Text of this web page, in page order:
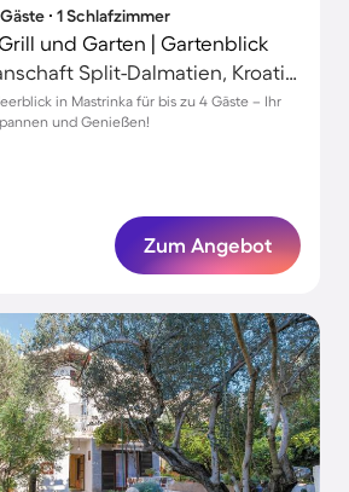
∙ 1 Schlafzimmer
und Garten | Gartenblick
Trogir, Gespanschaft Split-Dalmatien, Kroatien
in Mastrinka für bis zu 4 Gäste – Ihr
und Genießen!
Zum Angebot